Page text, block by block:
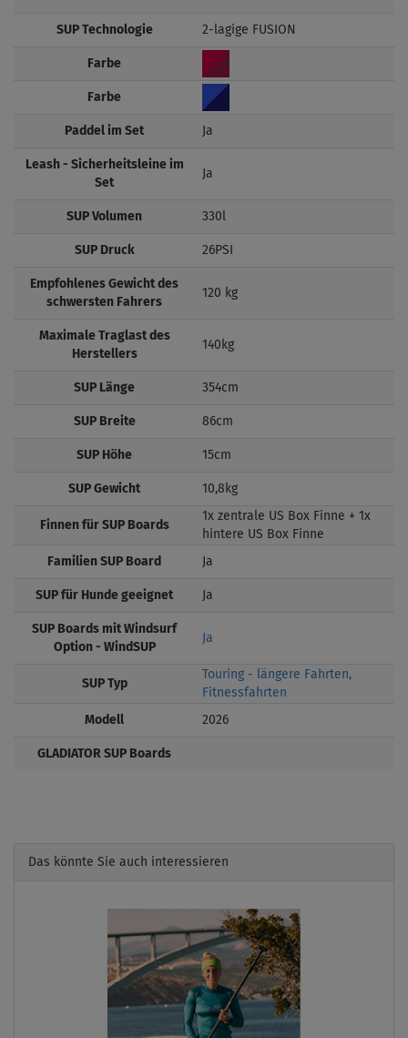
SUP Technologie 2-lagige FUSION
Farbe
Farbe
Paddel im Set Ja
Leash - Sicherheitsleine im
Set
Ja
SUP Volumen 330l
SUP Druck 26PSI
Empfohlenes Gewicht des
schwersten Fahrers
120 kg
Maximale Traglast des
Herstellers
140kg
SUP Länge 354cm
SUP Breite 86cm
SUP Höhe 15cm
SUP Gewicht 10,8kg
Finnen für SUP Boards
1x zentrale US Box Finne + 1x
hintere US Box Finne
Familien SUP Board Ja
SUP für Hunde geeignet Ja
SUP Boards mit Windsurf
Option - WindSUP
Ja
SUP Typ
Touring - längere Fahrten,
Fitnessfahrten
Modell 2026
GLADIATOR SUP Boards
Das könnte Sie auch interessieren